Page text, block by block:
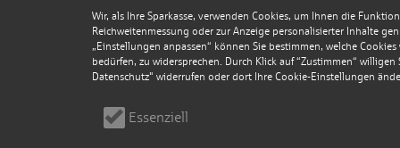
Wir, als Ihre Sparkasse, verwenden Cookies, um Ihnen die
Reichweitenmessung oder zur Anzeige personalisierter Inhalte
„Einstellungen anpassen“ können Sie bestimmen, welche
bedürfen, zu widersprechen. Durch Klick auf “Zustimmen“
Datenschutz" widerrufen oder dort Ihre Cookie-Einstellungen
Essenziell